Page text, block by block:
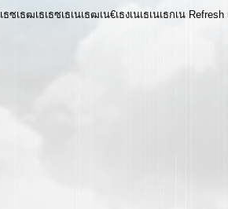
เธซเธฒเธเธซเธเนเธฒเน€เธงเนเธเนเธกเน